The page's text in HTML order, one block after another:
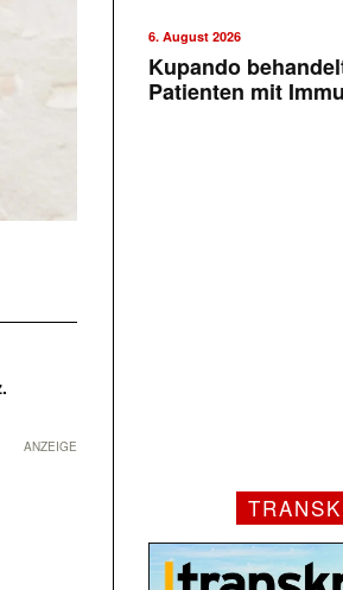
ANZEIGE
6. August 2026
Kupando
Patienten mit